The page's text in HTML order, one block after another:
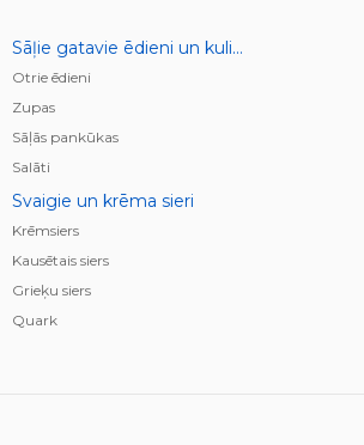
Sāļie gatavie ēdieni un kulinārija
Otrie ēdieni
Zupas
Sāļās pankūkas
Salāti
Svaigie un krēma sieri
Krēmsiers
Kausētais siers
Grieķu siers
Quark